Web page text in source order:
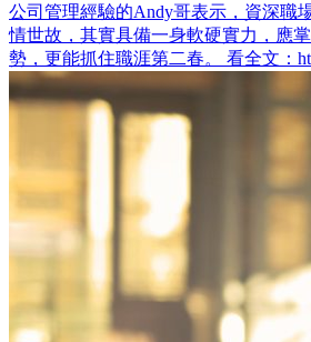
公司管理經驗的Andy哥表示，資深職
情世故，其實具備一身軟硬實力，應
勢，更能抓住職涯第二春。 看全文：